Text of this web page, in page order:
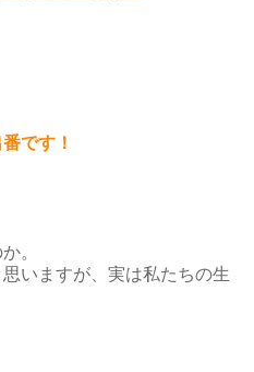
です！
。
いますが、実は私たちの生